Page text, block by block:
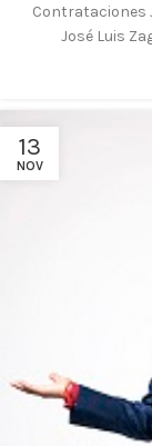
Contrataciones
José Luis
13
NOV